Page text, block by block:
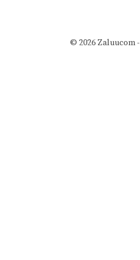
© 2026 Zaluucom -